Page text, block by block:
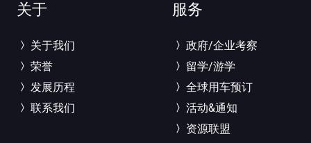
关于
关于我们
荣誉
发展历程
联系我们
服务
政府/企业考察
留学/游学
全球用车预订
活动&通知
资源联盟